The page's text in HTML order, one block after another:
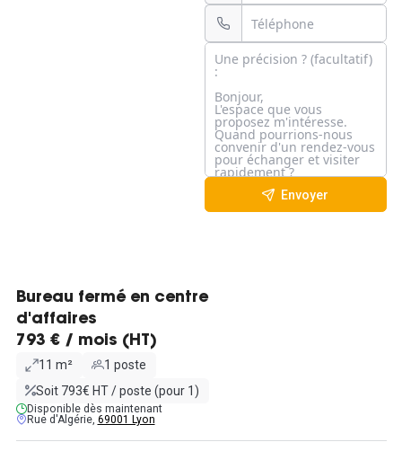
Envoyer
Bureau fermé en centre
d'affaires
793 € / mois (HT)
11 m²
1 poste
Soit 793€ HT / poste (pour 1)
Disponible dès maintenant
Rue d'Algérie, 69001 Lyon